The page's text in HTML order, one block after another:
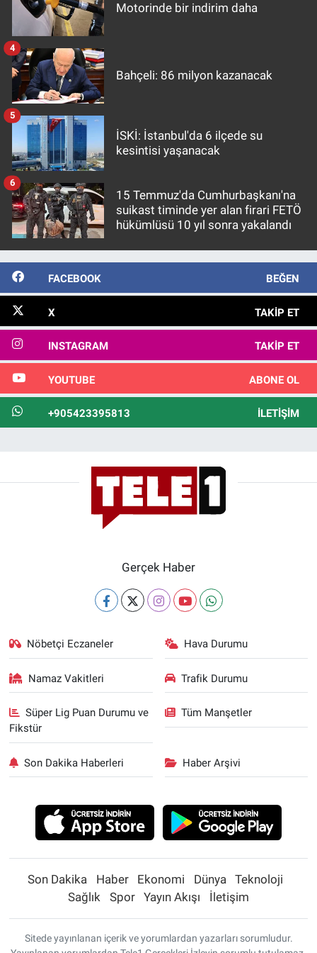
Motorinde bir indirim daha
Bahçeli: 86 milyon kazanacak
4
İSKİ: İstanbul'da 6 ilçede su
kesintisi yaşanacak
5
15 Temmuz'da Cumhurbaşkanı'na
suikast timinde yer alan firari FETÖ
hükümlüsü 10 yıl sonra yakalandı
6
FACEBOOK BEĞEN
X TAKIP ET
INSTAGRAM TAKIP ET
YOUTUBE ABONE OL
+905423395813 İLETIŞIM
Gerçek Haber
Nöbetçi Eczaneler Hava Durumu
Namaz Vakitleri Trafik Durumu
Süper Lig Puan Durumu ve
Fikstür
Tüm Manşetler
Son Dakika Haberleri Haber Arşivi
Son Dakika Haber Ekonomi Dünya
Teknoloji
Sağlık
Spor Yayın Akışı İletişim
Sitede yayınlanan içerik ve yorumlardan yazarları sorumludur.